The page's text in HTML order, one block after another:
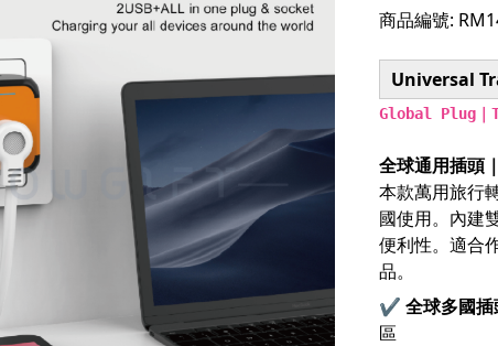
商品編號:
Universal
Global Plug
全球通用插頭
本款萬用旅行
國使用。內建
便利性。適合
品。
✔ 全球多國
區